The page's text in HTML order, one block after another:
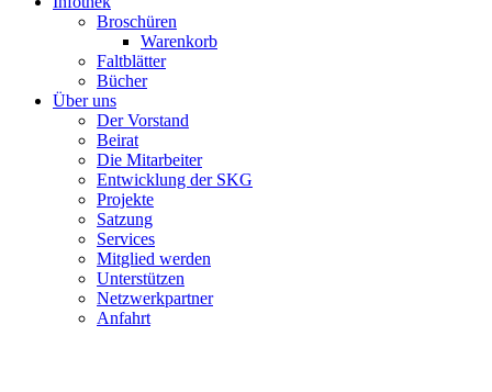
Broschüren
Warenkorb
Faltblätter
Bücher
Über uns
Der Vorstand
Beirat
Die Mitarbeiter
Entwicklung der SKG
Projekte
Satzung
Services
Mitglied werden
Unterstützen
Netzwerkpartner
Anfahrt